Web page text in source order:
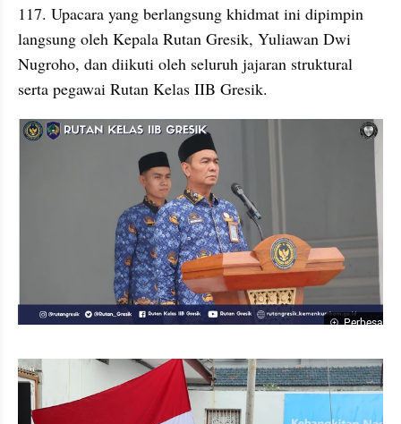
117. Upacara yang berlangsung khidmat ini dipimpin
langsung oleh Kepala Rutan Gresik, Yuliawan Dwi
Nugroho, dan diikuti oleh seluruh jajaran struktural
serta pegawai Rutan Kelas IIB Gresik.
Perbesar